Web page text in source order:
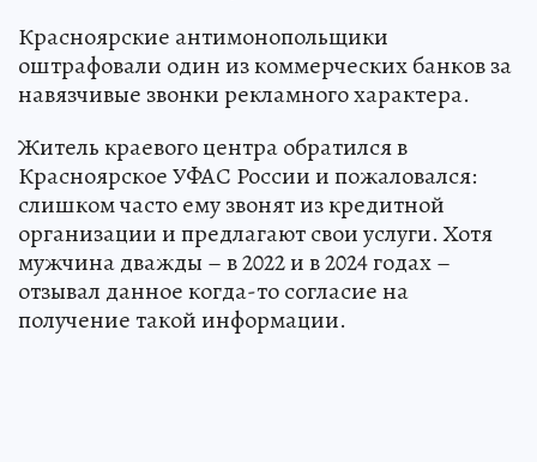
Красноярские антимонопольщики
оштрафовали один из коммерческих банков за
навязчивые звонки рекламного характера.
Житель краевого центра обратился в
Красноярское УФАС России и пожаловался:
слишком часто ему звонят из кредитной
организации и предлагают свои услуги. Хотя
мужчина дважды – в 2022 и в 2024 годах –
отзывал данное когда-то согласие на
получение такой информации.